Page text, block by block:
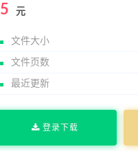
5 元
文件大小
文件页数
最近更新
登录下载